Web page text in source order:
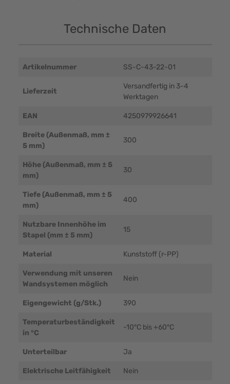
Technische Daten
Artikelnummer SS-C-43-22-01
Lieferzeit
Versandfertig in 3-4
Werktagen
EAN 4250979926641
Breite (Außenmaß, mm ±
5 mm)
300
Höhe (Außenmaß, mm ± 5
mm)
30
Tiefe (Außenmaß, mm ± 5
mm)
400
Nutzbare Innenhöhe im
Stapel (mm ± 5 mm)
15
Material Kunststoff (r-PP)
Verwendung mit unseren
Wandsystemen möglich
Nein
Eigengewicht (g/Stk.) 390
Temperaturbeständigkeit
in °C
-10°C bis +60°C
Unterteilbar Ja
Elektrische Leitfähigkeit Nein